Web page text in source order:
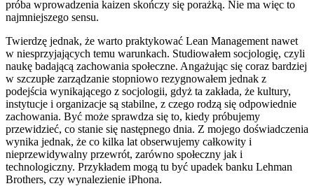
próba wprowadzenia kaizen skończy się porażką. Nie ma więc to
najmniejszego sensu.
Twierdzę jednak, że warto praktykować Lean Management nawet
w niesprzyjających temu warunkach. Studiowałem socjologię, czyli
naukę badającą zachowania społeczne. Angażując się coraz bardziej
w szczupłe zarządzanie stopniowo rezygnowałem jednak z
podejścia wynikającego z socjologii, gdyż ta zakłada, że kultury,
instytucje i organizacje są stabilne, z czego rodzą się odpowiednie
zachowania. Być może sprawdza się to, kiedy próbujemy
przewidzieć, co stanie się następnego dnia. Z mojego doświadczenia
wynika jednak, że co kilka lat obserwujemy całkowity i
nieprzewidywalny przewrót, zarówno społeczny jak i
technologiczny. Przykładem mogą tu być upadek banku Lehman
Brothers, czy wynalezienie iPhona.